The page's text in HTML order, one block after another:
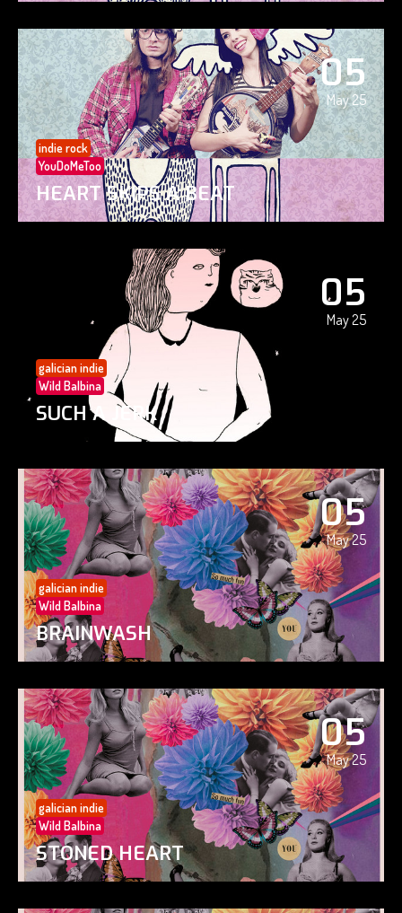
05
May 25
indie rock
YouDoMeToo
HEART SKIPS A BEAT
05
May 25
galician indie
Wild Balbina
SUCH A JERK
05
May 25
galician indie
Wild Balbina
BRAINWASH
05
May 25
galician indie
Wild Balbina
STONED HEART